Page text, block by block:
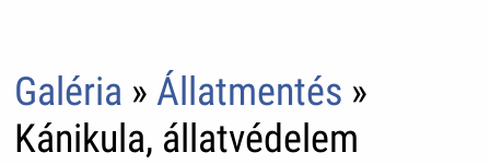
Galéria » Állatmentés »
Kánikula, állatvédelem